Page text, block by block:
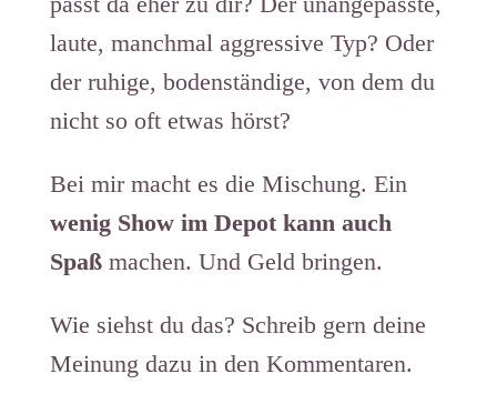
laute, manchmal aggressive Typ? Oder
der ruhige, bodenständige, von dem du
nicht so oft etwas hörst?
Bei mir macht es die Mischung. Ein
wenig Show im Depot kann auch
Spaßmachen. Und Geld bringen.
Wie siehst du das? Schreib gern deine
Meinung dazu in den Kommentaren.